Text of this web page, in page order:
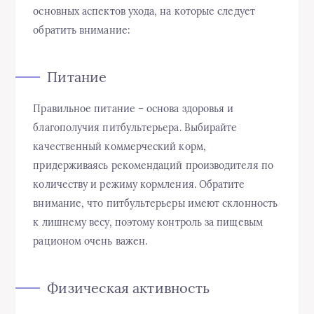
основных аспектов ухода, на которые следует
обратить внимание:
Питание
Правильное питание – основа здоровья и
благополучия питбультерьера. Выбирайте
качественный коммерческий корм,
придерживаясь рекомендаций производителя по
количеству и режиму кормления. Обратите
внимание, что питбультерьеры имеют склонность
к лишнему весу, поэтому контроль за пищевым
рационом очень важен.
Физическая активность